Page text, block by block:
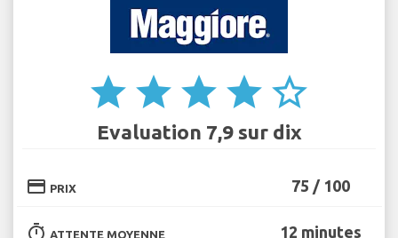
star star star star star_border
Evaluation 7,9 sur dix
credit_card PRIX 75 / 100
timer ATTENTE MOYENNE 12 minutes